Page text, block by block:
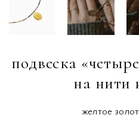
подвеска
на нити
желтое